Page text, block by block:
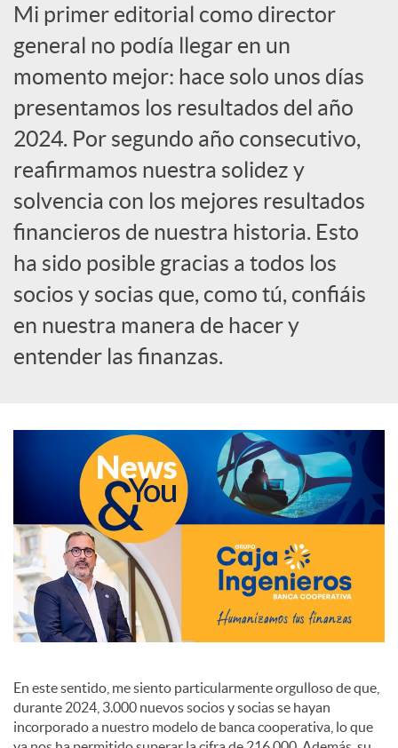
e
n
R
e
d
e
s
S
o
c
i
a
l
Mi primer editorial como director
general no podía llegar en un
momento mejor: hace solo unos días
presentamos los resultados del año
2024. Por segundo año consecutivo,
reafirmamos nuestra solidez y
solvencia con los mejores resultados
financieros de nuestra historia. Esto
ha sido posible gracias a todos los
socios y socias que, como tú, confiáis
en nuestra manera de hacer y
entender las finanzas.
En este sentido, me siento particularmente orgulloso de que,
durante 2024, 3.000 nuevos socios y socias se hayan
incorporado a nuestro modelo de banca cooperativa, lo que